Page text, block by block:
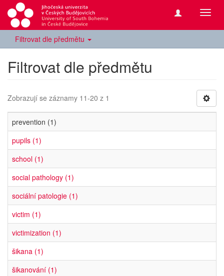
Filtrovat dle předmětu
Filtrovat dle předmětu
Zobrazují se záznamy 11-20 z 1
prevention (1)
pupils (1)
school (1)
social pathology (1)
sociální patologie (1)
victim (1)
victimization (1)
šikana (1)
šikanování (1)